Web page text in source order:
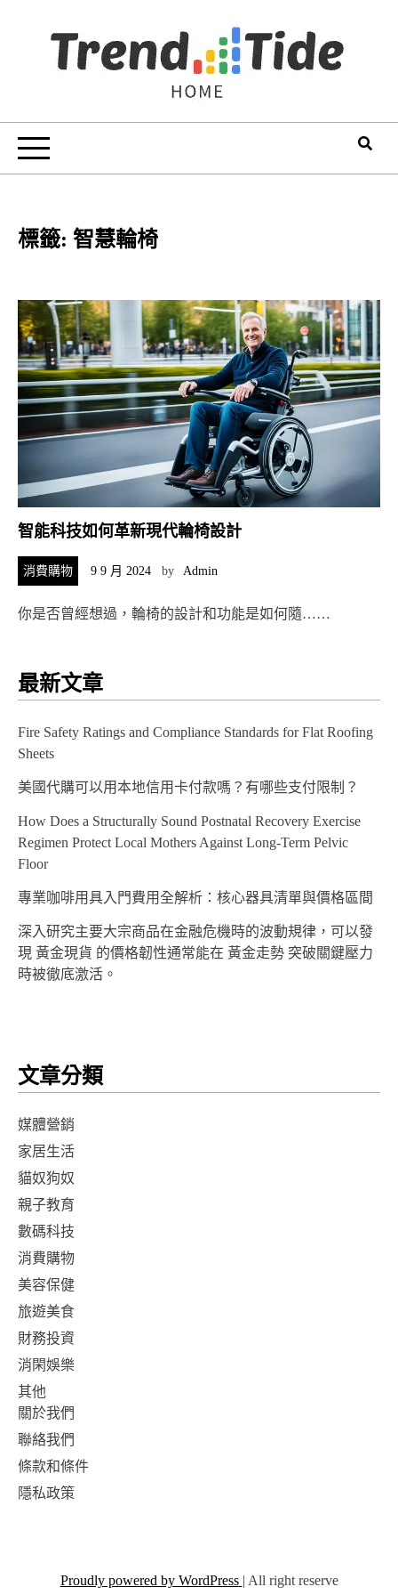
Trend Tide
標籤: 智慧輪椅
智能科技如何革新現代輪椅設計
消費購物 9 9 月 2024 by Admin
你是否曾經想過，輪椅的設計和功能是如何隨……
最新文章
Fire Safety Ratings and Compliance Standards for Flat Roofing
Sheets
美國代購可以用本地信用卡付款嗎？有哪些支付限制？
How Does a Structurally Sound Postnatal Recovery Exercise
Regimen Protect Local Mothers Against Long-Term Pelvic
Floor
專業咖啡用具入門費用全解析：核心器具清單與價格區間
深入研究主要大宗商品在金融危機時的波動規律，可以發
現 黃金現貨 的價格韌性通常能在 黃金走勢 突破關鍵壓力
時被徹底激活。
文章分類
媒體營銷
家居生活
貓奴狗奴
親子教育
數碼科技
消費購物
美容保健
旅遊美食
財務投資
消閑娛樂
其他
關於我們
聯絡我們
條款和條件
隱私政策
Proudly powered by WordPress | All right reserve